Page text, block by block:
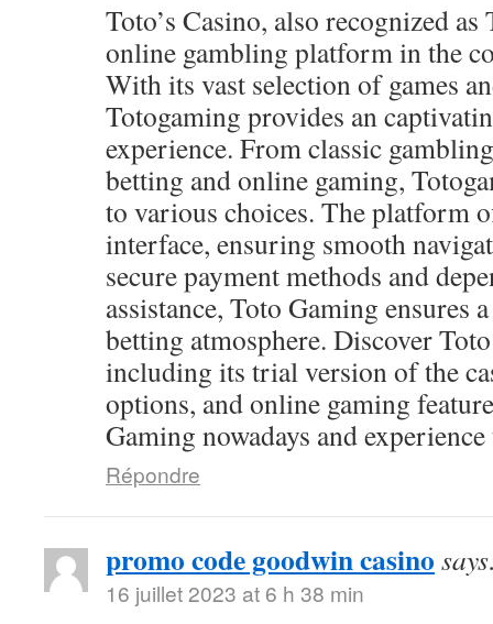
Toto’s Casino, also recognized
online gambling platform in the
With its vast selection of games
Totogaming provides an
experience. From classic
betting and online gaming,
to various choices. The platform
interface, ensuring smooth
secure payment methods and
assistance, Toto Gaming ensures
betting atmosphere. Discover
including its trial version of the
options, and online gaming
Gaming nowadays and
Répondre
promo code goodwin casino
16 juillet 2023 at 6 h 38 min